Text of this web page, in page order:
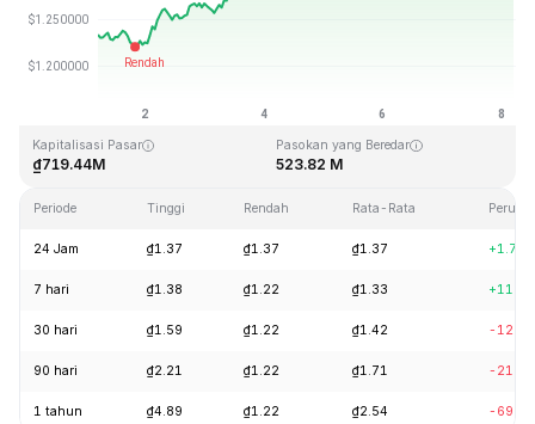
Terakhir Diperbarui: 2026-08-08, 05:18 GMT+0
Kapitalisasi Pasar
₫719.44M
Pasokan yang Beredar
523.82 M
Periode Tinggi Rendah Rata-Rata
24 Jam ₫1.37 ₫1.37 ₫1.37
7 hari ₫1.38 ₫1.22 ₫1.33
30 hari ₫1.59 ₫1.22 ₫1.42 -
90 hari ₫2.21 ₫1.22 ₫1.71 -
1 tahun ₫4.89 ₫1.22 ₫2.54 -